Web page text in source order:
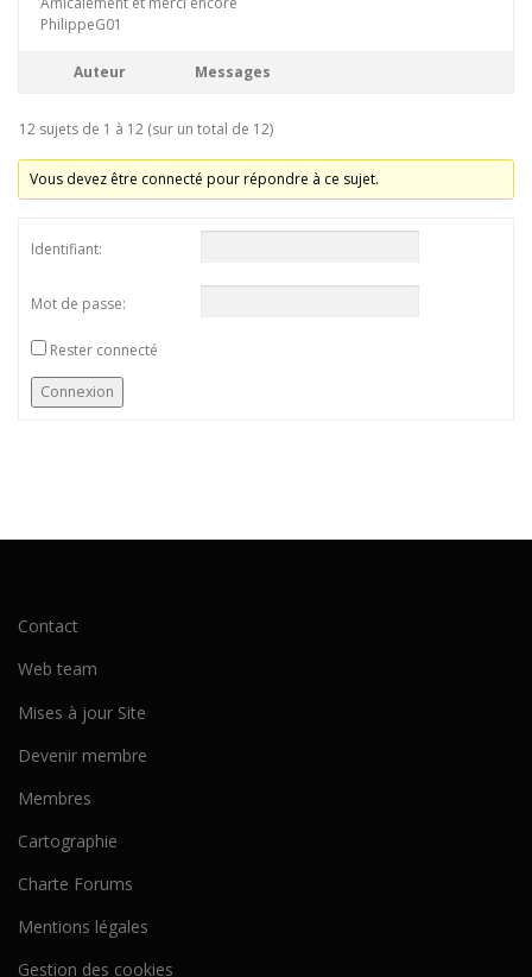
PhilippeG01
Auteur Messages
12 sujets de 1 à 12 (sur un total de 12)
Vous devez être connecté pour répondre à ce sujet.
Identifiant:
Mot de passe:
Rester connecté
Connexion
Contact
Web team
Mises à jour Site
Devenir membre
Membres
Cartographie
Charte Forums
Mentions légales
Gestion des cookies